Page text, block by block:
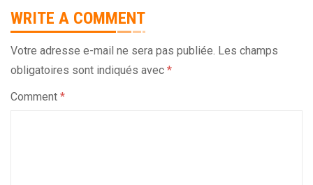
WRITE A COMMENT
Votre adresse e-mail ne sera pas publiée. Les champs
obligatoires sont indiqués avec *
Comment *